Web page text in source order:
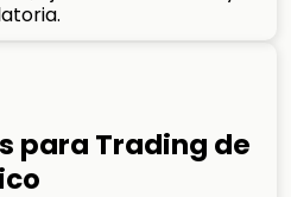
para Trading de